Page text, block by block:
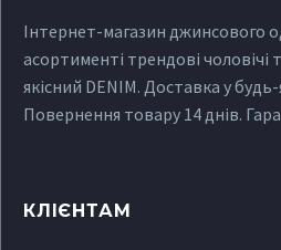
Інтернет-магазин джинсового
асортименті трендові чоловічі
якісний DENIM. Доставка у будь-
Повернення товару 14 днів.
КЛІЄНТАМ